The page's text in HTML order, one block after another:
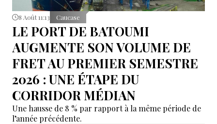
8 Août 11:13 Caucase
LE PORT DE BATOUMI
AUGMENTE SON VOLUME DE
FRET AU PREMIER SEMESTRE
2026 : UNE ÉTAPE DU
CORRIDOR MÉDIAN
Une hausse de 8 % par rapport à la même période de
l’année précédente.